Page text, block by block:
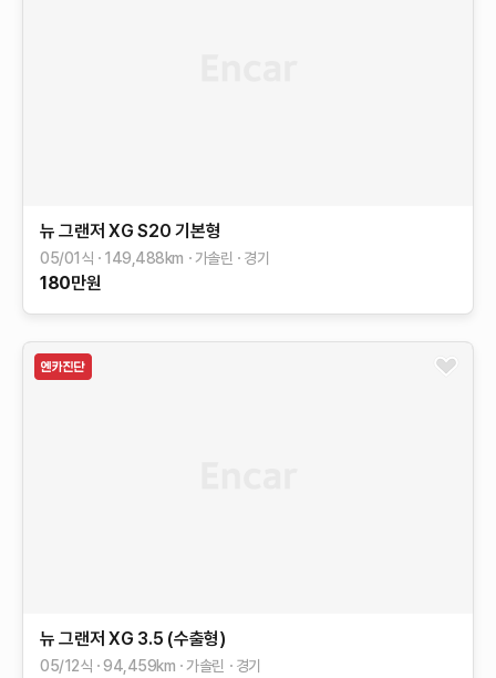
뉴 그랜저 XG S20 기본형
05/01식 149,488km 가솔린 경기
180만원
뉴 그랜저 XG 3.5 (수출형)
05/12식 94,459km 가솔린 경기